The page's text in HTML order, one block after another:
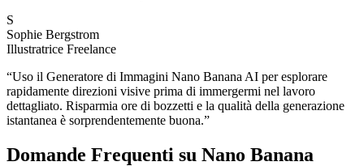
S
Sophie Bergstrom
Illustratrice Freelance
“Uso il Generatore di Immagini Nano Banana AI per esplorare
rapidamente direzioni visive prima di immergermi nel lavoro
dettagliato. Risparmia ore di bozzetti e la qualità della generazione
istantanea è sorprendentemente buona.”
Domande Frequenti su Nano Banana